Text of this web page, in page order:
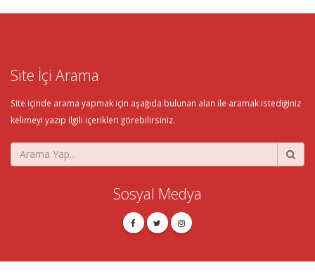
Site İçi Arama
Site içinde arama yapmak için aşağıda bulunan alan ile aramak istediğiniz
kelimeyi yazıp ilgili içerikleri görebilirsiniz.
Sosyal Medya